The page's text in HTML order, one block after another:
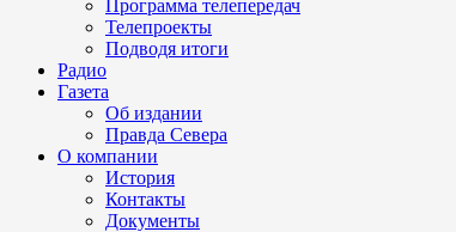
Программа телепередач
Телепроекты
Подводя итоги
Радио
Газета
Об издании
Правда Севера
О компании
История
Контакты
Документы